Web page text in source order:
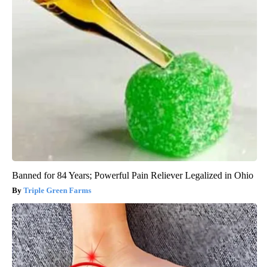
Banned for 84 Years; Powerful Pain Reliever Legalized in Ohio
Triple Green Farms